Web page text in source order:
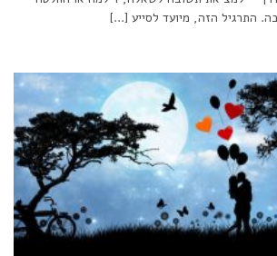
התרגיל הזה, מיועד לסייע [...]